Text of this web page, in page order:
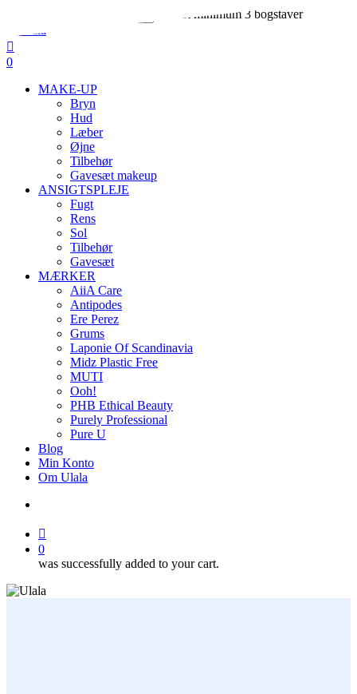
main
content
Indtast minimum 3 bogstaver
Search
search
0
MAKE-UP
Bryn
Hud
Læber
Øjne
Tilbehør
Gavesæt makeup
ANSIGTSPLEJE
Fugt
Rens
Sol
Tilbehør
Gavesæt
MÆRKER
AiiA Care
Antipodes
Ere Perez
Grums
Laponie Of Scandinavia
Midz Plastic Free
MUTI
Ooh!
PHB Ethical Beauty
Purely Professional
Pure U
Blog
Min Konto
Om Ulala
0
was successfully added to your cart.